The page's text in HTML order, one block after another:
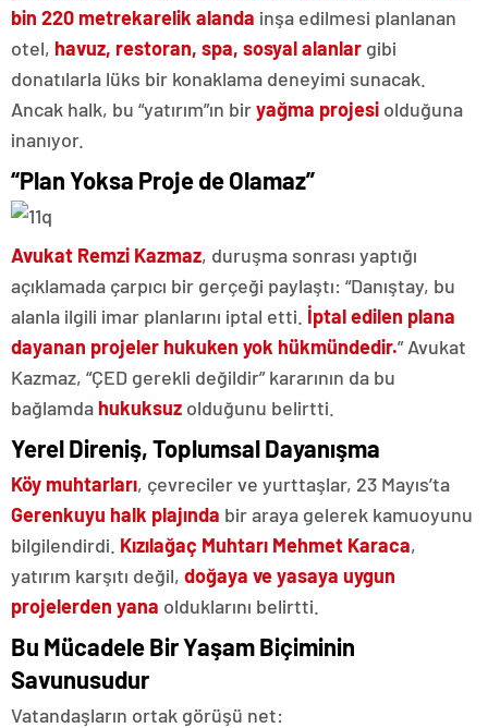
bin 220 metrekarelik alanda inşa edilmesi planlanan
otel, havuz, restoran, spa, sosyal alanlar gibi
donatılarla lüks bir konaklama deneyimi sunacak.
Ancak halk, bu “yatırım”ın biryağma projesi olduğuna
inanıyor.
“Plan Yoksa Proje de Olamaz”
Avukat Remzi Kazmaz, duruşma sonrası yaptığı
açıklamada çarpıcı bir gerçeği paylaştı: “Danıştay, bu
alanla ilgili imar planlarını iptal etti. İptal edilen plana
dayanan projeler hukuken yok hükmündedir.” Avukat
Kazmaz, “ÇED gerekli değildir” kararının da bu
bağlamda hukuksuz olduğunu belirtti.
Yerel Direniş, Toplumsal Dayanışma
Köy muhtarları, çevreciler ve yurttaşlar, 23 Mayıs’ta
Gerenkuyu halk plajında bir araya gelerek kamuoyunu
bilgilendirdi. Kızılağaç Muhtarı Mehmet Karaca,
yatırım karşıtı değil, doğaya ve yasaya uygun
projelerden yana olduklarını belirtti.
Bu Mücadele Bir Yaşam Biçiminin
Savunusudur
Vatandaşların ortak görüşü net: